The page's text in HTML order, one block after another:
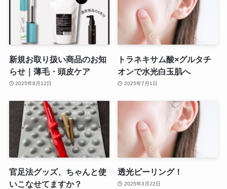
新規お取り扱い商品のお知
らせ｜薄毛・頭皮ケア
2025年8月12日
トラネキサム酸×グルタチ
オンで水光白玉肌へ
2025年7月1日
官足法グッズ、ちゃんと使
いこなせてますか？
透光ピーリング！
2025年3月22日